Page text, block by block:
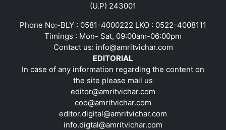
(U.P) 243001
Phone No:-BLY : 0581-4000222 LKO : 0522-4008111
Timings : Mon- Sat, 09:00am-06:00pm
Contact us: info@amritvichar.com
EDITORIAL
In case of any information regarding the content on
the site please mail us
editor@amritvichar.com
coo@amritvichar.com
editor.digital@amritvichar.com
info.digtal@amritvichar.com